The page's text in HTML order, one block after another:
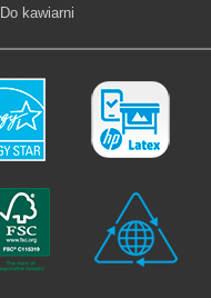
Fototapety
Do kawiarni